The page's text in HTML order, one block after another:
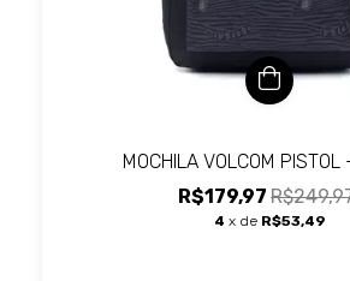
MOCHILA VOLCOM PISTOL
R$179,97
4 x de R$53,49